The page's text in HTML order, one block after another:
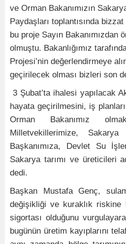
ve Orman Bakanımızın
Paydaşları toplantısında
bu proje Sayın Bakanımızdan
olmuştu. Bakanlığımız
Projesi’nin değerlendirmeye
geçirilecek olması bizleri son
3 Şubat’ta ihalesi yapılacak
hayata geçirilmesini, iş
Orman Bakanımız
Milletvekillerimize,
Başkanımıza, Devlet Su
Sakarya tarımı ve üreticileri
dedi.
Başkan Mustafa Genç,
değişikliği ve kuraklık riskine
sigortası olduğunu
bugünün üretim kayıplarını